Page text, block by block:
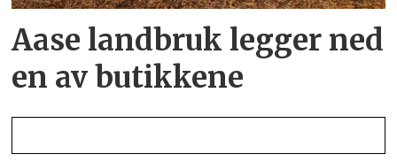
Aase landbruk legger ned
en av butikkene